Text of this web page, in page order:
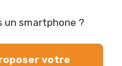
un smartphone ?
votre